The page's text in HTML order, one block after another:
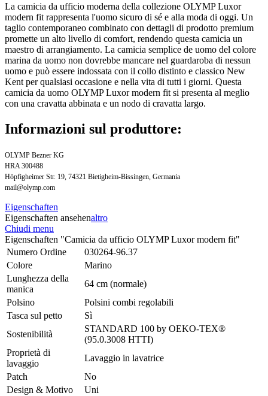
La camicia da ufficio moderna della collezione OLYMP Luxor
modern fit rappresenta l'uomo sicuro di sé e alla moda di oggi. Un
taglio contemporaneo combinato con dettagli di prodotto premium
promette un alto livello di comfort, rendendo questa camicia un
maestro di arrangiamento. La camicia semplice de uomo del colore
marina da uomo non dovrebbe mancare nel guardaroba di nessun
uomo e può essere indossata con il collo distinto e classico New
Kent per qualsiasi occasione e nella vita di tutti i giorni. Questa
camicia da uomo OLYMP Luxor modern fit si presenta al meglio
con una cravatta abbinata e un nodo di cravatta largo.
Informazioni sul produttore:
OLYMP Bezner KG
HRA 300488
Höpfigheimer Str. 19, 74321 Bietigheim-Bissingen, Germania
mail@olymp.com
Eigenschaften
Eigenschaften ansehenaltro
Chiudi menu
Eigenschaften "Camicia da ufficio OLYMP Luxor modern fit"
Numero Ordine
030264-96.37
Colore
Marino
Lunghezza della
manica
64 cm (normale)
Polsino
Polsini combi regolabili
Tasca sul petto
Sì
Sostenibilità
STANDARD 100 by OEKO-TEX®
(95.0.3008 HTTI)
Proprietà di
lavaggio
Lavaggio in lavatrice
Patch
No
Design & Motivo
Uni